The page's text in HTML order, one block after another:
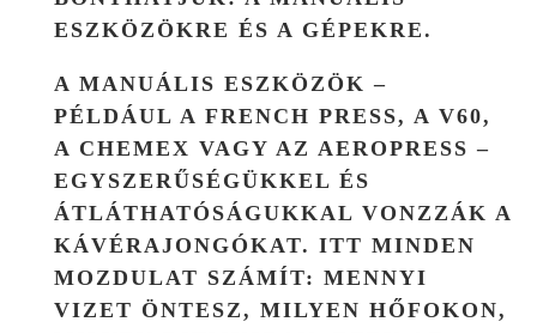
ESZKÖZÖKRE ÉS A GÉPEKRE.
A MANUÁLIS ESZKÖZÖK –
PÉLDÁUL A FRENCH PRESS, A V60,
A CHEMEX VAGY AZ AEROPRESS –
EGYSZERŰSÉGÜKKEL ÉS
ÁTLÁTHATÓSÁGUKKAL VONZZÁK A
KÁVÉRAJONGÓKAT. ITT MINDEN
MOZDULAT SZÁMÍT: MENNYI
VIZET ÖNTESZ, MILYEN HŐFOKON,